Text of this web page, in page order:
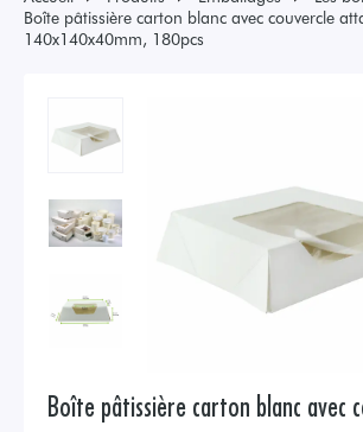
Boîte pâtissière carton blanc avec couvercle
140x140x40mm, 180pcs
Boîte pâtissière carton blanc avec